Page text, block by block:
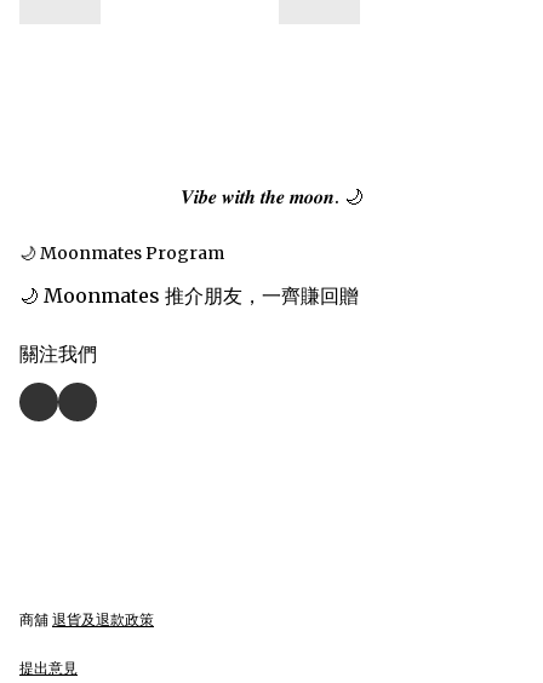
𝑽𝒊𝒃𝒆 𝒘𝒊𝒕𝒉 𝒕𝒉𝒆 𝒎𝒐𝒐𝒏. 🌙
🌙 Moonmates Program
🌙 Moonmates 推介朋友，一齊賺回贈
關注我們
商舖 退貨及退款政策
提出意見